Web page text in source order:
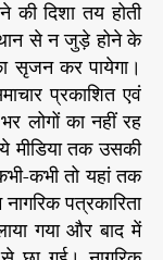
की दिशा तय होती
से न जुड़े होने के
सृजन कर पायेगा।
प्रकाशित एवं
लोगों का नहीं रह
मीडिया तक उसकी
कभी तो यहां तक
पत्रकारिता
गया और बाद में